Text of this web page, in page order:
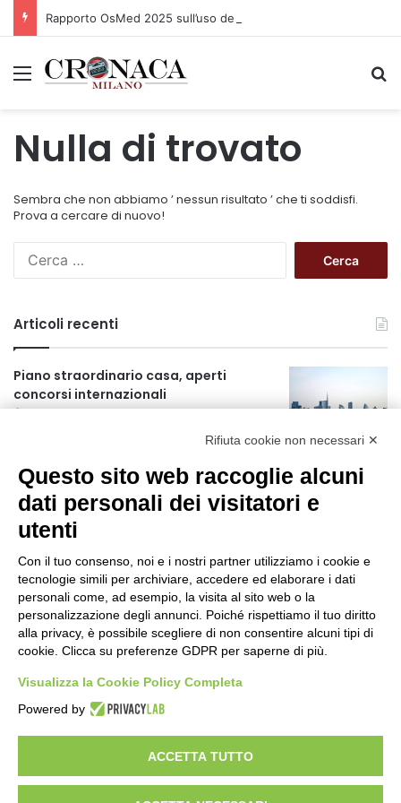
Rapporto OsMed 2025 sull’uso dei farmaci in Italia
Menu
Nulla di trovato
Sembra che non abbiamo ’ nessun risultato ’ che ti soddisfi.
Prova a cercare di nuovo!
c
a
e
:
Articoli recenti
Piano straordinario casa, aperti
concorsi internazionali
farmaci in Italia
13 ore fa
Un nuovo modello di IA stima il volume
dei ghiacciai del pianeta
14 ore fa
Manutenzione strade, nel biennio
2026-27 investiti 56 milioni
1 giorno fa
Il codice segreto dei neuroni: la
memoria della nascita che costruisce il
cervello
Rifiuta cookie non necessari ✕
Questo sito web raccoglie alcuni
dati personali dei visitatori e
utenti
Con il tuo consenso, noi e i nostri partner utilizziamo i cookie e
tecnologie simili per archiviare, accedere ed elaborare i dati
personali come, ad esempio, la visita al sito web o la
personalizzazione degli annunci. Poiché rispettiamo il tuo diritto
alla privacy, è possibile scegliere di non consentire alcuni tipi di
cookie. Clicca su preferenze GDPR per saperne di più.
Visualizza la Cookie Policy Completa
Powered by
ACCETTA TUTTO